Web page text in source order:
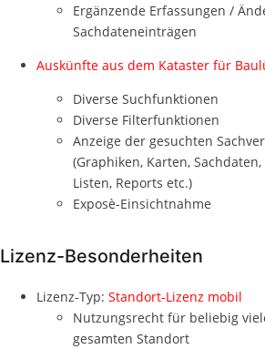
Ergänzende Erfassungen /
Sachdateneinträgen
Auskünfte aus dem Kataster für
Diverse Suchfunktionen
Diverse Filterfunktionen
Anzeige der gesuchten
(Graphiken, Karten,
Listen, Reports etc.)
Exposè-Einsichtnahme
Lizenz-Besonderheiten
Lizenz-Typ: Standort-Lizenz mobil
Nutzungsrecht für beliebig
gesamten Standort